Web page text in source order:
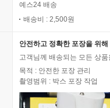
예스24 배송
배송비 : 2,500원
안전하고 정확한 포장을 위
고객님께 배송되는 모든 상
목적 : 안전한 포장 관리
촬영범위 : 박스 포장 작업